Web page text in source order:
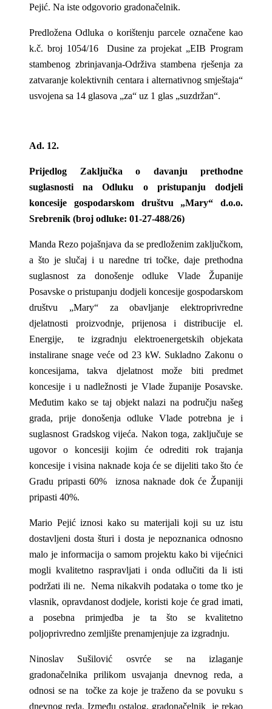
Pejić. Na iste odgovorio gradonačelnik.
PredloženaOdluka o korištenju parcele označene kao
k.č. broj 1054/16 Dusine za projekat „EIB Program
stambenog zbrinjavanja-Održiva stambena rješenja za
zatvaranje kolektivnih centara i alternativnog smještaja“
usvojena sa 14 glasova „za“ uz 1 glas „suzdržan“.
Ad. 12.
Prijedlog Zaključka o davanju prethodne
suglasnosti na Odluku o pristupanju dodjeli
koncesije gospodarskom društvu „Mary“ d.o.o.
Srebrenik (broj odluke: 01-27-488/26)
Manda Rezo pojašnjava da se predloženim zaključkom,
a što je slučaj i u naredne tri točke, daje prethodna
suglasnost za donošenje odluke Vlade Županije
Posavske o pristupanju dodjeli koncesije gospodarskom
društvu „Mary“ za obavljanje elektroprivredne
djelatnosti proizvodnje, prijenosa i distribucije el.
Energije, te izgradnju elektroenergetskih objekata
instalirane snage veće od 23 kW. Sukladno Zakonu o
koncesijama,
takva djelatnost može biti predmet
koncesije i u nadležnosti je Vlade županije Posavske.
Međutim kako se taj objekt nalazi na području našeg
grada, prije donošenja odluke Vlade potrebna je i
suglasnost Gradskog vijeća. Nakon toga, zaključuje se
ugovor o koncesiji kojim će odrediti rok trajanja
koncesije i visina naknade koja će se dijeliti tako što će
Gradu pripasti 60% iznosa naknade dok će Županiji
pripasti 40%.
Mario Pejić iznosi kako su materijali koji su uz istu
dostavljeni dosta šturi i dosta je nepoznanica odnosno
malo je informacija o samom projektu kako bi vijećnici
mogli kvalitetno raspravljati i onda odlučiti da li isti
podržati ili ne. Nema nikakvih podataka o tome tko je
vlasnik, opravdanost dodjele, koristi koje će grad imati,
a posebna primjedba je ta što se kvalitetno
poljoprivredno zemljište prenamjenjuje za izgradnju.
Ninoslav Sušilović osvrće se na izlaganje
gradonačelnika prilikom usvajanja dnevnog reda, a
odnosi se na točke za koje je traženo da se povuku s
dnevnog reda. Između ostalog, gradonačelnik je rekao